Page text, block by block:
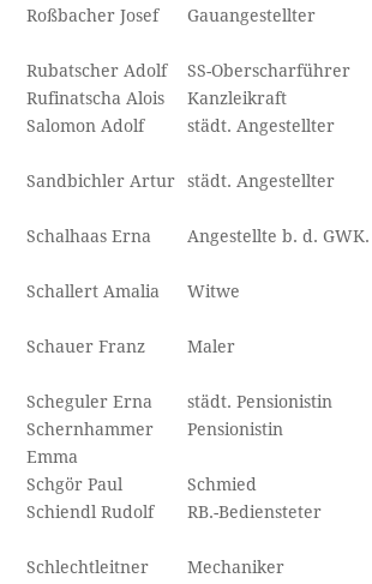
Roßbacher Josef
Gauangestellter
Rubatscher Adolf
SS-Oberscharführer
Rufinatscha Alois
Kanzleikraft
Salomon Adolf
städt. Angestellter
Sandbichler Artur
städt. Angestellter
Schalhaas Erna
Angestellte b. d. GWK.
Schallert Amalia
Witwe
Schauer Franz
Maler
Scheguler Erna
städt. Pensionistin
Schernhammer
Emma
Pensionistin
Schgör Paul
Schmied
Schiendl Rudolf
RB.-Bediensteter
Schlechtleitner
Mechaniker